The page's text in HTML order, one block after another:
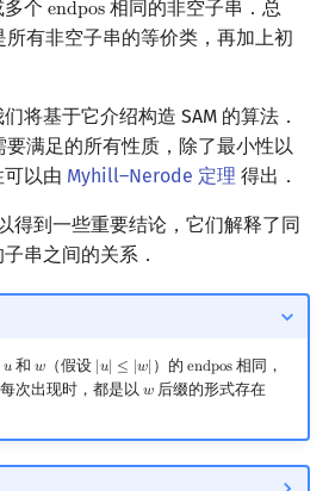
个 endpos
endpos相同的非空子串．总
所有非空子串的等价类，再加上初
将基于它介绍构造 SAM 的算法．
要满足的所有性质，除了最小性以
以由 Myhill–Nerode 定理 得出．
得到一些重要结论，它们解释了同
串之间的关系．
𝑢
u和 𝑤
w（假设 |𝑢| ≤ |𝑤|
|u ≤| w| ）的 endpos
endpos相同，
次出现时，都是以 𝑤
w后缀的形式存在